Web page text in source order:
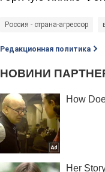
Россия - страна-агрессор
Редакционная политика